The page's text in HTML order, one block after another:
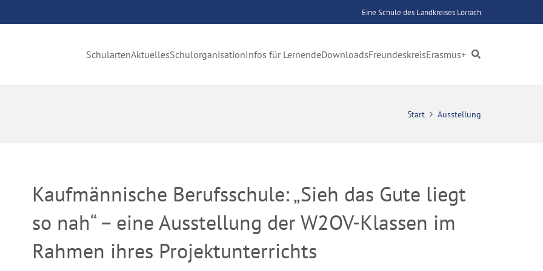
Eine Schule des Landkreises Lörrach
SchulartenAktuellesSchulorganisationInfos für LernendeDownloadsFreundeskreisErasmus+
Start Ausstellung
Kaufmännische Berufsschule: „Sieh das Gute liegt
so nah“ – eine Ausstellung der W2OV-Klassen im
Rahmen ihres Projektunterrichts